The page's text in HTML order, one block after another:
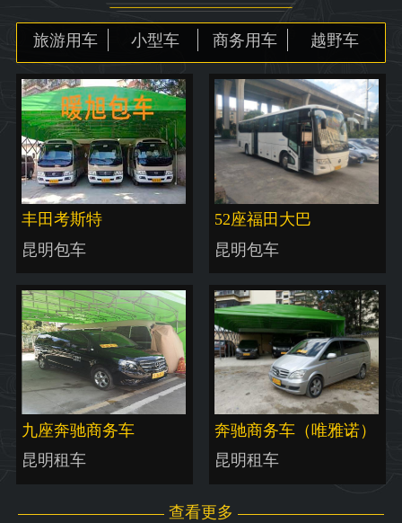
旅游用车 小型车 商务用车 越野车
丰田考斯特
昆明包车
52座福田大巴
昆明包车
九座奔驰商务车
昆明租车
奔驰商务车（唯雅诺）
昆明租车
查看更多